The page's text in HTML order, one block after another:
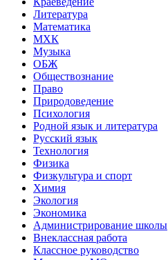
Литература
Математика
МХК
Музыка
ОБЖ
Обществознание
Право
Природоведение
Психология
Родной язык и литература
Русский язык
Технология
Физика
Физкультура и спорт
Химия
Экология
Экономика
Администрирование школы
Внеклассная работа
Классное руководство